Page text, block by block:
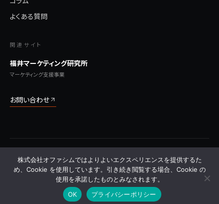
よくある質問
関連サイト
福井マーケティング研究所
マーケティング支援事業
お問い合わせ
© 2026 株式会社オファシム All Rights Reserved.
プライバシーポリシー利用規約特定商取引法に基づく表記サイトマップ よくある質問
株式会社オファシムではよりよいエクスペリエンスを提供するた
め、Cookie を使用しています。引き続き閲覧する場合、Cookie の
使用を承諾したものとみなされます。
OK
プライバシーポリシー